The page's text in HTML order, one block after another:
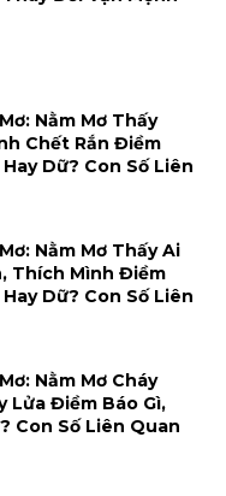
Nằm Mơ Thấy
Chết Rắn Điềm
Dữ? Con Số Liên
Nằm Mơ Thấy Ai
Thích Mình Điềm
Dữ? Con Số Liên
Nằm Mơ Cháy
Lửa Điềm Báo Gì,
Con Số Liên Quan